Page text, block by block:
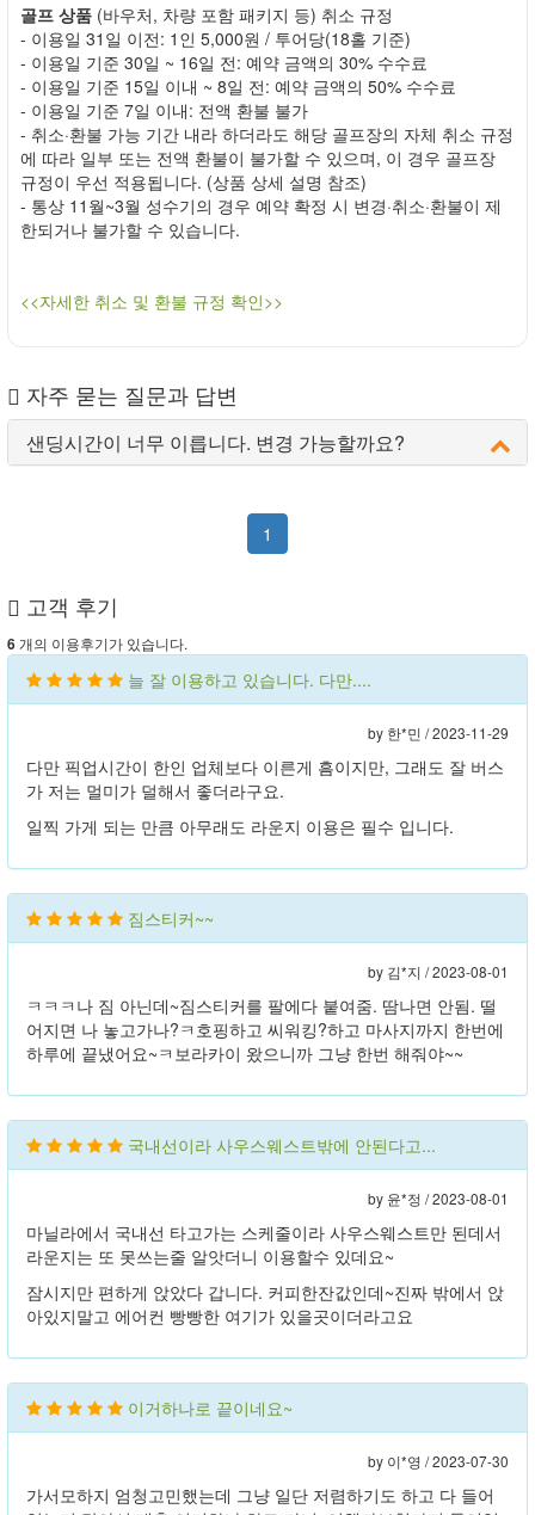
골프 상품 (바우처, 차량 포함 패키지 등) 취소 규정
- 이용일 31일 이전: 1인 5,000원 / 투어당(18홀 기준)
- 이용일 기준 30일 ~ 16일 전: 예약 금액의 30% 수수료
- 이용일 기준 15일 이내 ~ 8일 전: 예약 금액의 50% 수수료
- 이용일 기준 7일 이내: 전액 환불 불가
- 취소·환불 가능 기간 내라 하더라도 해당 골프장의 자체 취소 규정
에 따라 일부 또는 전액 환불이 불가할 수 있으며, 이 경우 골프장
규정이 우선 적용됩니다. (상품 상세 설명 참조)
- 통상 11월~3월 성수기의 경우 예약 확정 시 변경·취소·환불이 제
한되거나 불가할 수 있습니다.
<<자세한 취소 및 환불 규정 확인>>
자주 묻는 질문과 답변
샌딩시간이 너무 이릅니다. 변경 가능할까요?
1
고객 후기
6 개의 이용후기가 있습니다.
늘 잘 이용하고 있습니다. 다만....
by 한*민 /2023-11-29
다만 픽업시간이 한인 업체보다 이른게 흠이지만, 그래도 잘 버스
가 저는 멀미가 덜해서 좋더라구요.
일찍 가게 되는 만큼 아무래도 라운지 이용은 필수 입니다.
짐스티커~~
by 김*지 /2023-08-01
ㅋㅋㅋ나 짐 아닌데~짐스티커를 팔에다 붙여줌. 땀나면 안됨. 떨
어지면 나 놓고가나?ㅋ호핑하고 씨워킹?하고 마사지까지 한번에
하루에 끝냈어요~ㅋ보라카이 왔으니까 그냥 한번 해줘야~~
국내선이라 사우스웨스트밖에 안된다고...
by 윤*정 /2023-08-01
마닐라에서 국내선 타고가는 스케줄이라 사우스웨스트만 된데서
라운지는 또 못쓰는줄 알앗더니 이용할수 있데요~
잠시지만 편하게 앉았다 갑니다. 커피한잔값인데~진짜 밖에서 앉
아있지말고 에어컨 빵빵한 여기가 있을곳이더라고요
이거하나로 끝이네요~
by 이*영 /2023-07-30
가서모하지 엄청고민했는데 그냥 일단 저렴하기도 하고 다 들어